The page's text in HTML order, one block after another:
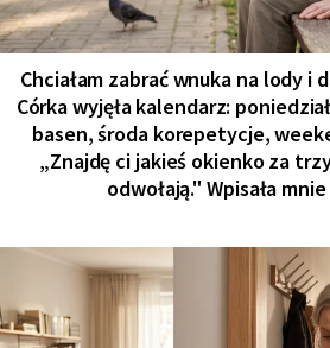
Chciałam zabrać wnuka na lody i
Córka wyjęła kalendarz:
basen, środa korepetycje,
„Znajdę ci jakieś okienko za
odwołają." Wpisała